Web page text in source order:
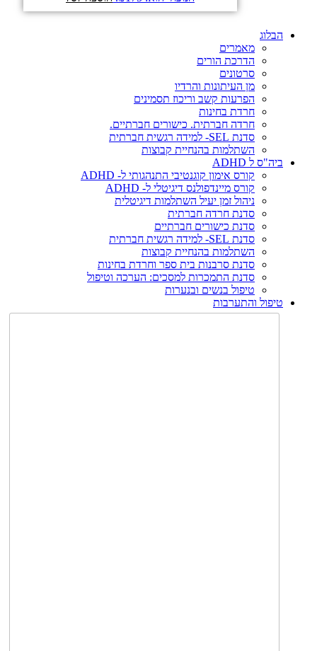
הבלוג
מאמרים
הדרכת הורים
סרטונים
מן העיתונות והרדיו
הפרעות קשב וריכוז תסמינים
חרדת בחינות
חרדה חברתית. כישורים חברתיים.
סדנת SEL- למידה רגשית חברתית
השתלמות בהנחיית קבוצות
ביה"ס ל ADHD
קורס אימון קוגנטיבי התנהגותי ל- ADHD
קורס מיינדפולנס דיגיטלי ל- ADHD
ניהול זמן יעיל השתלמות דיגיטלית
סדנת חרדה חברתית
סדנת כישורים חברתיים
סדנת SEL- למידה רגשית חברתית
השתלמות בהנחיית קבוצות
סדנת סרבנות בית ספר וחרדת בחינות
סדנת התמכרות למסכים: הערכה וטיפול
טיפול בנשים ובנערות
טיפול והתערבות